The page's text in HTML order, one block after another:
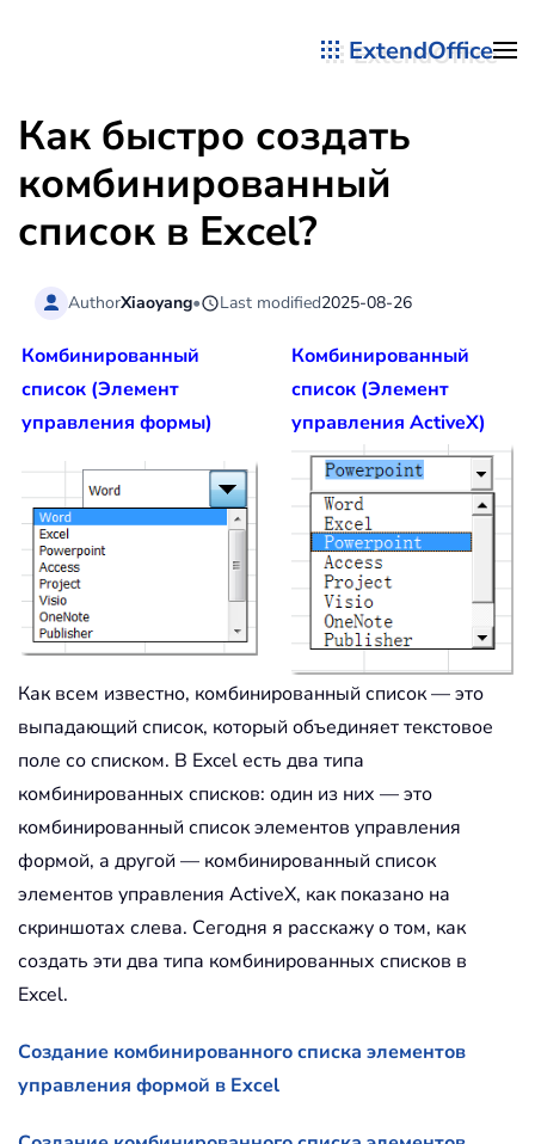
ExtendOffice
Как быстро создать
комбинированный
список в Excel?
AuthorXiaoyang• Last modified2025-08-26
Комбинированный
список (Элемент
управления формы)
Комбинированный
список (Элемент
управления ActiveX)
Как всем известно, комбинированный список — это
выпадающий список, который объединяет текстовое
поле со списком. В Excel есть два типа
комбинированных списков: один из них — это
комбинированный список элементов управления
формой, а другой — комбинированный список
элементов управления ActiveX, как показано на
скриншотах слева. Сегодня я расскажу о том, как
создать эти два типа комбинированных списков в
Excel.
Создание комбинированного списка элементов
управления формой в Excel